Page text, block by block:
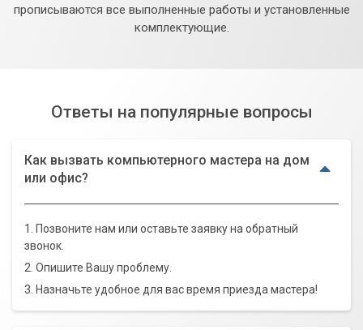
прописываются все выполненные работы и установленные
комплектующие.
Ответы на популярные вопросы
Как вызвать компьютерного мастера на дом
или офис?
1. Позвоните нам или оставьте заявку на обратный
звонок.
2. Опишите Вашу проблему.
3. Назначьте удобное для вас время приезда мастера!